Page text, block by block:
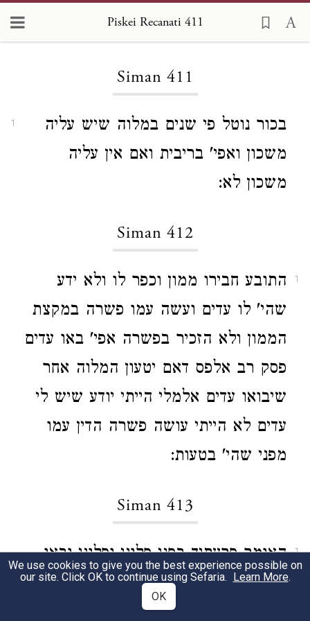
Piskei Recanati 411
Siman 411
1
בכור נוטל פי שנים במלוה שיש עליה
משכון ואפי' בריבית ואם אין עליה
משכון לא:
Siman 412
1
התובע חבירו ממון וכפר לו ולא ידע
שהי' לו עדים ועשה עמו פשרה במקצת
הממון ולא הזכיר בפשרה אפי' באו עדים
פסק רב אלפס דאם יטעון המלוה אחר
שיבואו עדים אלמלי הייתי יודע שיש לי
עדים לא הייתי עושה פשרה הדין עמו
מפני שהי' בטעות:
Siman 413
1
האומר פרעתיך בפני פלוני ופלוני ובאו
אותן ואמרו להד"מ נשבע ופטור כך פסק
We use cookies to give you the best experience possible on
our site. Click OK to continue using Sefaria. Learn More.
OK